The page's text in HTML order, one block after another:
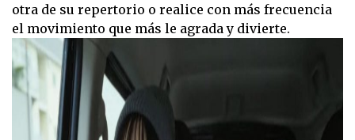
otra de su repertorio o realice con más frecuencia
el movimiento que más le agrada y divierte.